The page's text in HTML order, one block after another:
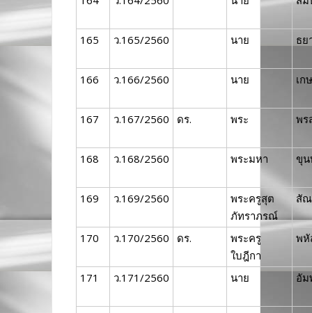
165 ว.165/2560 นาย ธย
166 ว.166/2560 นาย เก
167 ว.167/2560 ดร. พระ พร
168 ว.168/2560 พระมหา ขุน
169 ว.169/2560
พระครูสุต
ภัทราภรณ์
สั
170 ว.170/2560 ดร.
พระครู
ใบฎีกา
พหั
171 ว.171/2560 นาย อัม